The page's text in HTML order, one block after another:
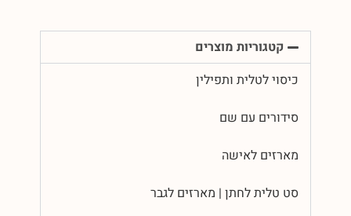
קטגוריות מוצרים
כיסוי לטלית ותפילין
סידורים עם שם
מארזים לאישה
סט טלית לחתן | מארזים לגבר